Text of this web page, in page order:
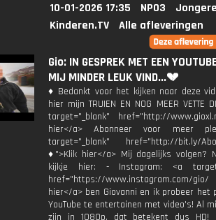
10-01-2026 17:35 NPO3
Kinderen.TV
Alle afleveringen
Gio: IN GESPREK MET EEN
MIJ MINDER LEUK VIND...💔
♦ Bedankt voor het kijken naar deze
hier mijn TRUIEN EN NOG MEER VETTE
target="_blank" href="http://
hier</a> Abonneer voor meer
target="_blank" href="http://bit.ly/
♦">Klik hier</a> Mij dagelijks volgen?
kijkje hier: - Instagram: <a
href="https://www.instagram.com/
hier</a> ben Giovanni en ik probeer het
YouTube te entertainen met video's! Al
zijn in 1080p, dat betekent dus HD!